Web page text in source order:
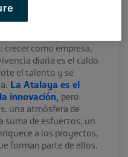
de crowdworking
como empresa,
diaria es el caldo
el talento y se
La Atalaya es el
innovación, pero
una atmósfera de
de esfuerzos, un
a los proyectos,
forman parte de ellos.